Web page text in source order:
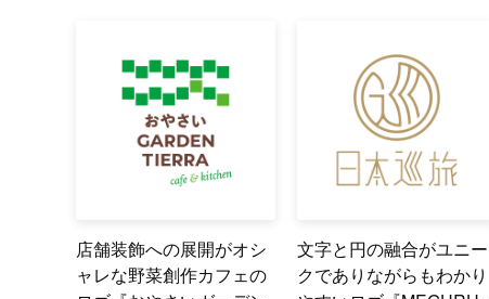
店舗装飾への展開がオシ
ャレな野菜創作カフェの
文字と円の融合がユニー
クでありながらもわかり